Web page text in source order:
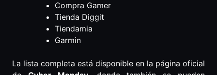
Compra Gamer
Tienda Diggit
Tiendamia
Garmin
La lista completa está disponible en la página oficial